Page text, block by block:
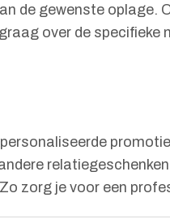
de gewenste oplage.
over de
zorg je voor een